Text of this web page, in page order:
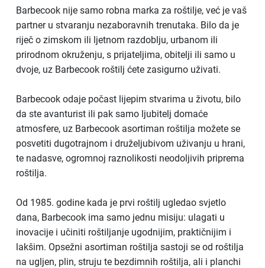
Barbecook nije samo robna marka za roštilje, već je vaš
partner u stvaranju nezaboravnih trenutaka. Bilo da je
riječ o zimskom ili ljetnom razdoblju, urbanom ili
prirodnom okruženju, s prijateljima, obitelji ili samo u
dvoje, uz Barbecook roštilj ćete zasigurno uživati.
Barbecook odaje počast lijepim stvarima u životu, bilo
da ste avanturist ili pak samo ljubitelj domaće
atmosfere, uz Barbecook asortiman roštilja možete se
posvetiti dugotrajnom i druželjubivom uživanju u hrani,
te nadasve, ogromnoj raznolikosti neodoljivih priprema
roštilja.
Od 1985. godine kada je prvi roštilj ugledao svjetlo
dana, Barbecook ima samo jednu misiju: ulagati u
inovacije i učiniti roštiljanje ugodnijim, praktičnijim i
lakšim. Opsežni asortiman roštilja sastoji se od roštilja
na ugljen, plin, struju te bezdimnih roštilja, ali i planchi